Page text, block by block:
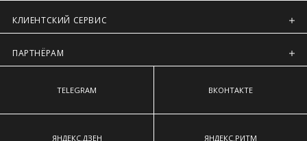
КЛИЕНТСКИЙ СЕРВИС
ПАРТНЁРАМ
TELEGRAM ВКОНТАКТЕ
ЯНДЕКС.ДЗЕН ЯНДЕКС.РИТМ